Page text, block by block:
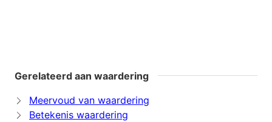
Gerelateerd aan waardering
Meervoud van waardering
Betekenis waardering